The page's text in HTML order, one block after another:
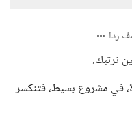
ردا
نرتبك.
في مشروع بسيط، فتنكسر